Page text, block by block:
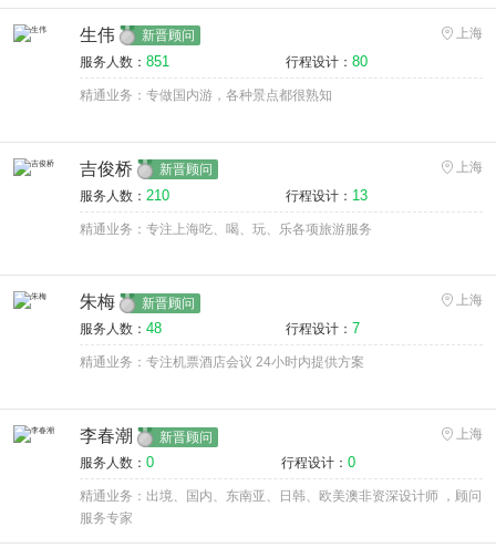
生伟 新晋顾问
上海
服务人数： 851 行程设计： 80
精通业务：专做国内游，各种景点都很熟知
吉俊桥 新晋顾问
上海
服务人数： 210 行程设计： 13
精通业务：专注上海吃、喝、玩、乐各项旅游服务
朱梅 新晋顾问
上海
服务人数： 48 行程设计： 7
精通业务：专注机票酒店会议 24小时内提供方案
李春潮 新晋顾问
上海
服务人数： 0 行程设计： 0
精通业务：出境、国内、东南亚、日韩、欧美澳非资深设计师 ，顾问
服务专家